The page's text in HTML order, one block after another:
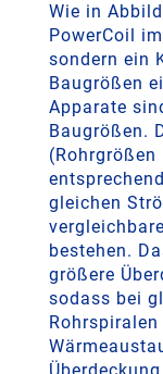
Wie in
PowerCoil
sondern ein
Baugrößen
Apparate
Baugrößen.
(Rohrgrößen
gleichen
bestehen.
größere
sodass bei